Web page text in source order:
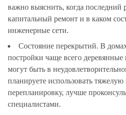
важно выяснить, когда последний
капитальный ремонт и в каком
инженерные сети.
Состояние перекрытий. В
постройки чаще всего
могут быть в
планируете использовать тяжелую
перепланировку, лучше
специалистами.